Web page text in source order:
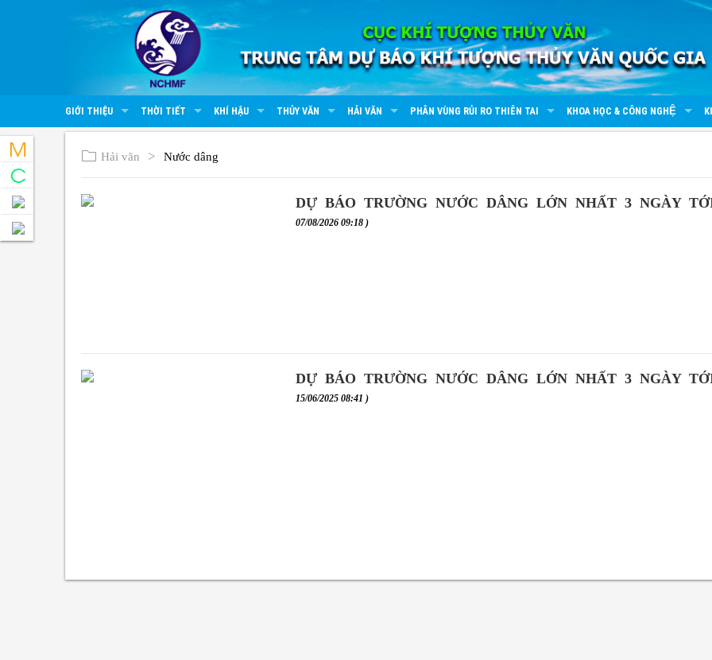
GIỚI THIỆU THỜI TIẾT KHÍ HẬU THỦY VĂN HẢI VĂN PHÂN VÙNG RỦI RO THIÊN TAI KHOA HỌC & CÔNG NGHỆ
Hải văn Nước dâng
DỰ BÁO TRƯỜNG NƯỚC DÂNG LỚN NHẤT 3 NGÀY
07/08/2026 09:18 )
DỰ BÁO TRƯỜNG NƯỚC DÂNG LỚN NHẤT 3 NGÀY
15/06/2025 08:41 )